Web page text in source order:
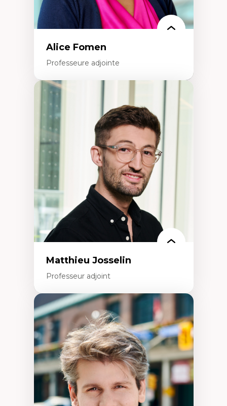
Alice Fomen
Professeure adjointe
Expertises
Acceptabilité, acceptation et adoption des
technologies
Technologies d'apprentissage innovantes
Insertion professionnelle du nouveau
personnel enseignant
Construction identitaire en milieu
minoritaire francophone
Technologies éducatives pour la formation
continue
Matthieu Josselin
Professeur adjoint
Expertises
Ethnographie critique des environnements
d’apprentissage des étudiant.e.s
Approche transdisciplinaire des
compétences socioaffectives et
interculturelles
Didactique des langues secondes et
compétence pragmatique
Andragogie
Méthodologies de recherche qualitative